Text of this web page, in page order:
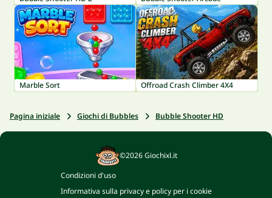
Marble Sort Offroad Crash Climber 4X4
Pagina iniziale Giochi di Bubbles Bubble Shooter HD
©2026 Giochixl.it
Condizioni d'uso
Informativa sulla privacy e policy per i cookie